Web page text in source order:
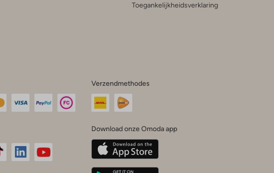
Toegankelijkheidsverklaring
Verzendmethodes
Download onze Omoda app